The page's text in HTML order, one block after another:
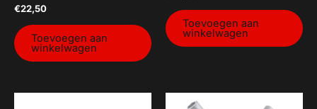
€22,50
Toevoegen aan
winkelwagen
Toevoegen aan
winkelwagen